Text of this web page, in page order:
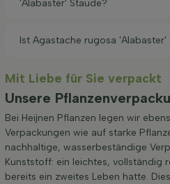
'Alabaster' Staude?
Ist Agastache rugosa
Mit Liebe für Sie verpackt
Unsere
Bei Heijnen Pflanzen legen wir
Verpackungen wie auf starke
nachhaltige, wasserbeständige
Kunststoff: ein leichtes, vollständig
bereits ein zweites Leben hatte.